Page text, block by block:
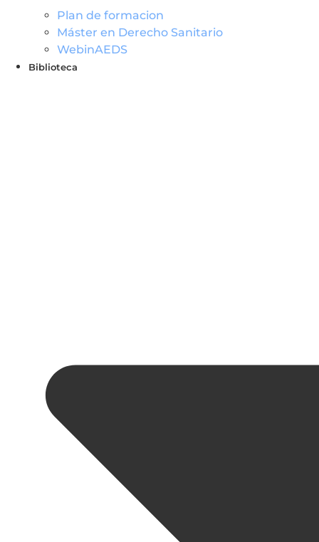
Plan de formacion
Máster en Derecho Sanitario
WebinAEDS
Biblioteca